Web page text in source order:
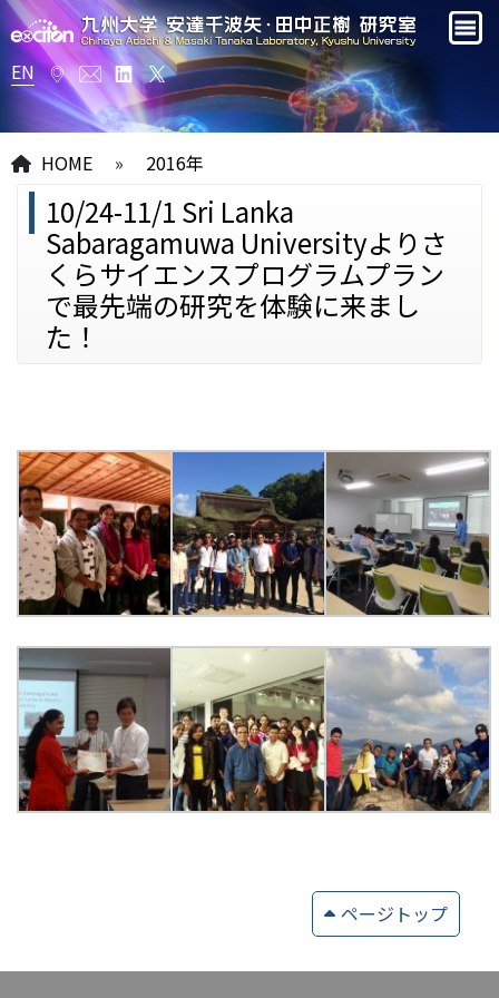
EN
HOME » 2016年
10/24-11/1 Sri Lanka
Sabaragamuwa Universityよりさ
くらサイエンスプログラムプラン
で最先端の研究を体験に来まし
た！
ページトップ